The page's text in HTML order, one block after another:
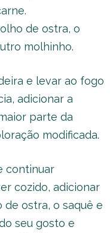
de ostra, o
molhinho.
e levar ao fogo
adicionar a
parte da
modificada.
continuar
cozido, adicionar
ostra, o saquê e
seu gosto e